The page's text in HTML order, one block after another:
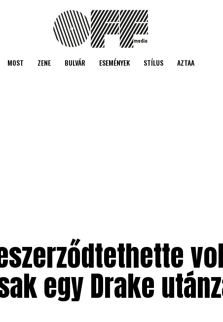
MOST ZENE BULVÁR ESEMÉNYEK STÍLUS AZTAA
egy Drake